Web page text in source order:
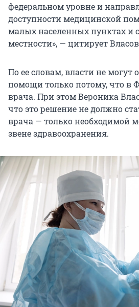
федеральном уровне и
доступности медицинской
малых населенных пунктах и
местности», — цитирует
По ее словам, власти не могут
помощи только потому, что в
врача. При этом Вероника
что это решение не должно
врача — только необходимой
звене здравоохранения.